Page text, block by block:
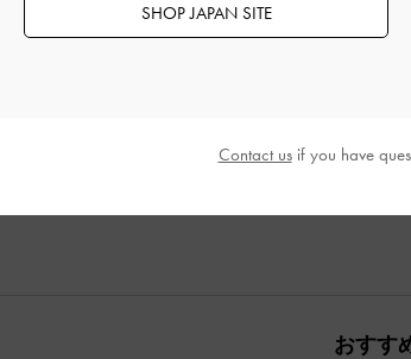
おすす
SHOP JAPAN SITE
Contact usif you have